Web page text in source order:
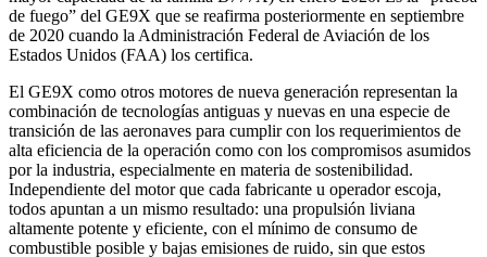
de fuego” del GE9X que se reafirma posteriormente en septiembre
de 2020 cuando la Administración Federal de Aviación de los
Estados Unidos (FAA) los certifica.
El GE9X como otros motores de nueva generación representan la
combinación de tecnologías antiguas y nuevas en una especie de
transición de las aeronaves para cumplir con los requerimientos de
alta eficiencia de la operación como con los compromisos asumidos
por la industria, especialmente en materia de sostenibilidad.
Independiente del motor que cada fabricante u operador escoja,
todos apuntan a un mismo resultado: una propulsión liviana
altamente potente y eficiente, con el mínimo de consumo de
combustible posible y bajas emisiones de ruido, sin que estos